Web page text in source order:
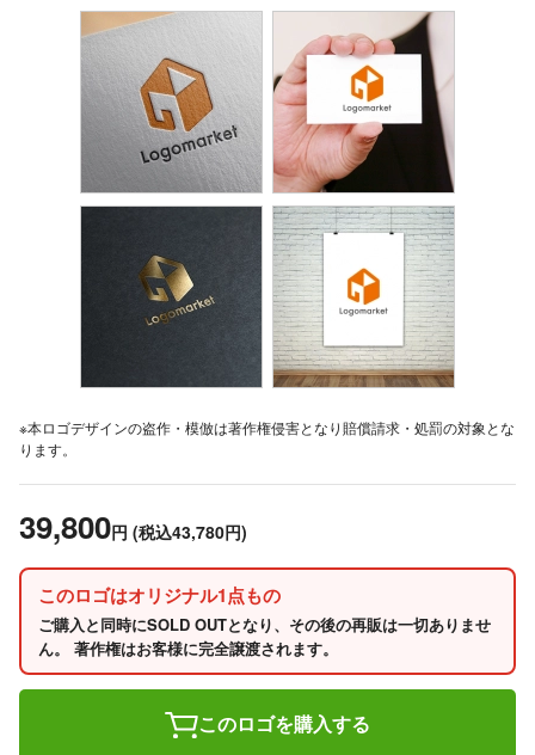
※本ロゴデザインの盗作・模倣は著作権侵害となり賠償請求・処罰の対象とな
ります。
39,800円 (税込43,780円)
このロゴはオリジナル1点もの
ご購入と同時にSOLD OUTとなり、その後の再販は一切ありませ
ん。 著作権はお客様に完全譲渡されます。
このロゴを購入する